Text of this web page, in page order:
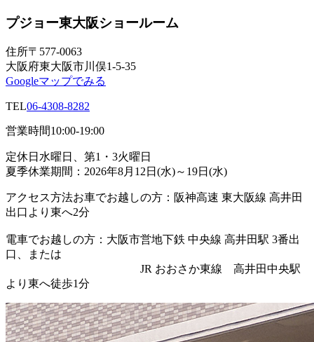
プジョー東大阪ショールーム
住所〒577-0063
大阪府東大阪市川俣1-5-35
Googleマップでみる
TEL06-4308-8282
営業時間10:00-19:00
定休日 水曜日、第1・3火曜日
夏季休業期間：2026年8月12日(水)～19日(水)
アクセス方法お車でお越しの方：阪神高速 東大阪線 高井田
出口より東へ2分
電車でお越しの方：大阪市営地下鉄 中央線 高井田駅 3番出
口、または
JR おおさか東線 高井田中央駅
より東へ徒歩1分